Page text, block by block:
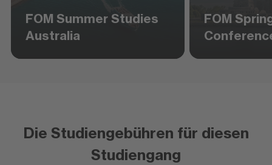
FOM Summer Studies
Australia
FOM
Die Studiengebühren für diesen
Studiengang